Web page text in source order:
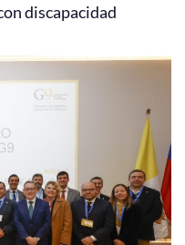
discapacidad